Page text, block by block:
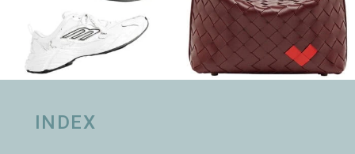
INDEX